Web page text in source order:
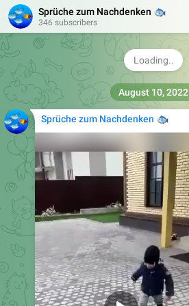
Sprüche zum Nachdenken
🐟
346 subscribers
Sprüche zum Nachdenken
🐟
August 10, 2022